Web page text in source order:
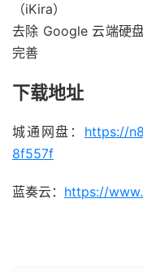
（iKira）
去除 Google 云端硬
完善
下载地址
城通网盘： https://
8f557f
蓝奏云： https://